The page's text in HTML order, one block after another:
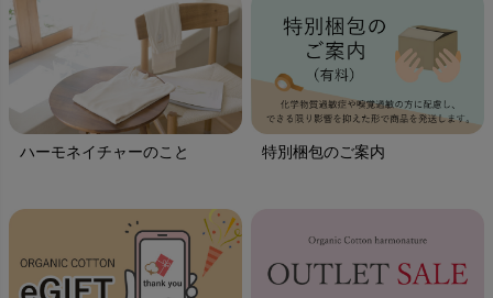
ハーモネイチャーのこと 特別梱包のご案内